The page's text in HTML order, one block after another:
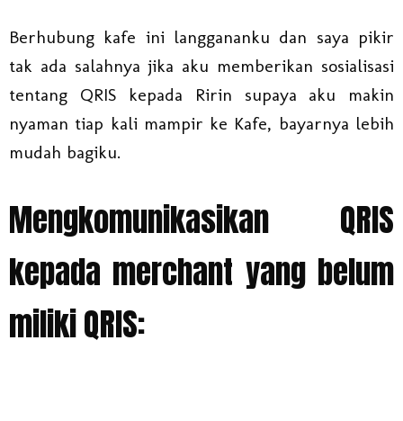
Berhubung kafe ini langgananku dan saya pikir
tak ada salahnya jika aku memberikan sosialisasi
tentang QRIS kepada Ririn supaya aku makin
nyaman tiap kali mampir ke Kafe, bayarnya lebih
mudah bagiku.
Mengkomunikasikan QRIS
kepada merchant yang belum
miliki QRIS: